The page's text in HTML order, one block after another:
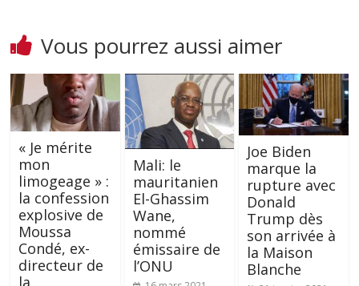
Vous pourrez aussi aimer
« Je mérite
mon
limogeage » :
la confession
explosive de
Moussa
Condé, ex-
directeur de
Mali: le
mauritanien
El-Ghassim
Wane,
nommé
émissaire de
l’ONU
Joe Biden
marque la
rupture avec
Donald
Trump dès
son arrivée à
la Maison
Blanche